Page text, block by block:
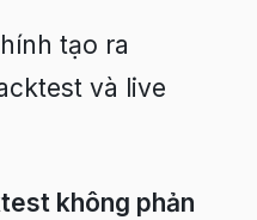
tạo ra
và live
không phản